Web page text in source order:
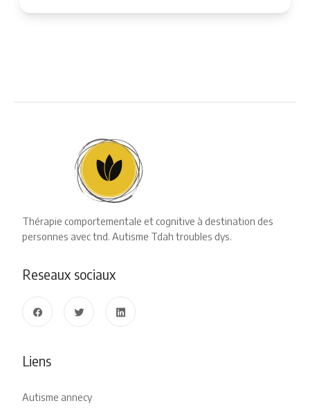
Thérapie comportementale et cognitive à destination des
personnes avec tnd. Autisme Tdah troubles dys.
Reseaux sociaux
Liens
Autisme annecy